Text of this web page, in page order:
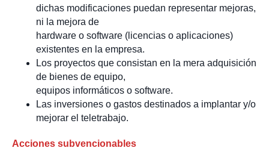
dichas modificaciones puedan representar mejoras,
ni la mejora de
hardware o software (licencias o aplicaciones)
existentes en la empresa.
Los proyectos que consistan en la mera adquisición
de bienes de equipo,
equipos informáticos o software.
Las inversiones o gastos destinados a implantar y/o
mejorar el teletrabajo.
Acciones subvencionables